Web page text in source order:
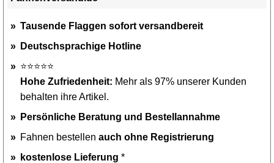
Tausende Flaggen sofort versandbereit
Deutschsprachige Hotline
⭐⭐⭐⭐⭐
Hohe Zufriedenheit: Mehr als 97% unserer Kunden
behalten ihre Artikel.
Persönliche Beratung und Bestellannahme
Fahnen bestellen auch ohne Registrierung
kostenlose Lieferung *